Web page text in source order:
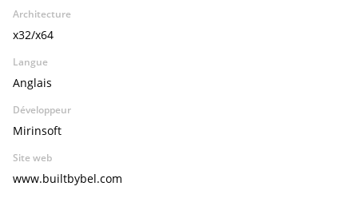
Architecture
x32/x64
Langue
Anglais
Développeur
Mirinsoft
Site web
www.builtbybel.com